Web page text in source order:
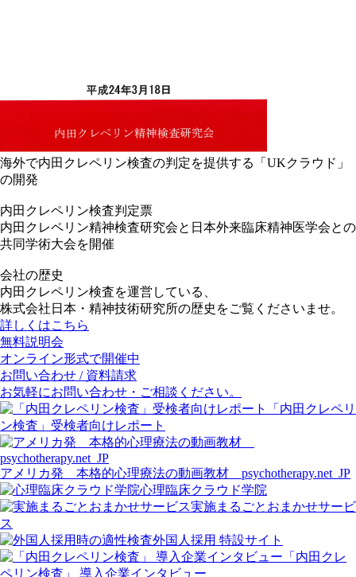
海外で内田クレペリン検査の判定を提供する「UKクラウド」
の開発
内田クレペリン検査判定票
内田クレペリン精神検査研究会と日本外来臨床精神医学会との
共同学術大会を開催
会社の歴史
内田クレペリン検査を運営している、
株式会社日本・精神技術研究所の歴史をご覧くださいませ。
詳しくはこちら
無料説明会
オンライン形式で開催中
お問い合わせ / 資料請求
お気軽にお問い合わせ・ご相談ください。
「内田クレペリ
ン検査」受検者向けレポート
アメリカ発 本格的心理療法の動画教材 psychotherapy.net_JP
心理臨床クラウド学院
実施まるごとおまかせサービ
ス
外国人採用 特設サイト
「内田クレ
ペリン検査」 導入企業インタビュー